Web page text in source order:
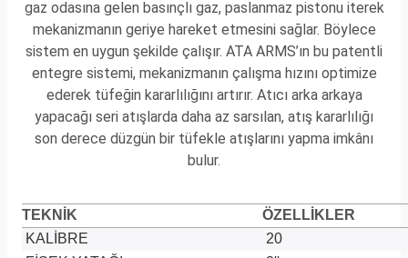
gaz odasına gelen basınçlı gaz, paslanmaz pistonu iterek
mekanizmanın geriye hareket etmesini sağlar. Böylece
sistem en uygun şekilde çalışır. ATA ARMS’ın bu patentli
entegre sistemi, mekanizmanın çalışma hızını optimize
ederek tüfeğin kararlılığını artırır. Atıcı arka arkaya
yapacağı seri atışlarda daha az sarsılan, atış kararlılığı
son derece düzgün bir tüfekle atışlarını yapma imkânı
bulur.
TEKNİK
ÖZELLİKLER
KALİBRE
20